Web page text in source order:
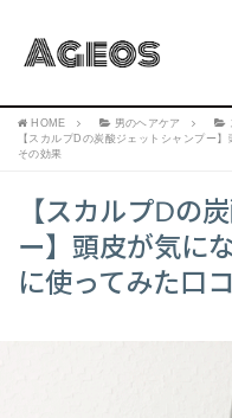
HOME 男のヘアケア
【スカルプDの炭酸ジェットシャンプー
その効果
【スカルプDの
ー】頭皮が気に
に使ってみた口